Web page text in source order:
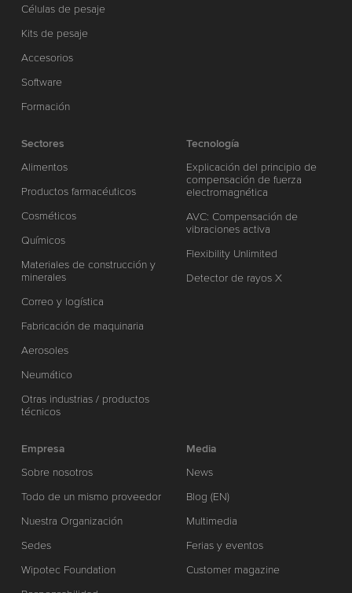
Células de pesaje
Kits de pesaje
Accesorios
Software
Formación
Sectores
Alimentos
Productos farmacéuticos
Cosméticos
Químicos
Materiales de construcción y
minerales
Correo y logística
Fabricación de maquinaria
Aerosoles
Neumático
Otras industrias / productos
técnicos
Tecnología
Explicación del principio de
compensación de fuerza
electromagnética
AVC: Compensación de
vibraciones activa
Flexibility Unlimited
Detector de rayos X
Empresa
Sobre nosotros
Todo de un mismo proveedor
Nuestra Organización
Sedes
Wipotec Foundation
Media
News
Blog (EN)
Multimedia
Ferias y eventos
Customer magazine